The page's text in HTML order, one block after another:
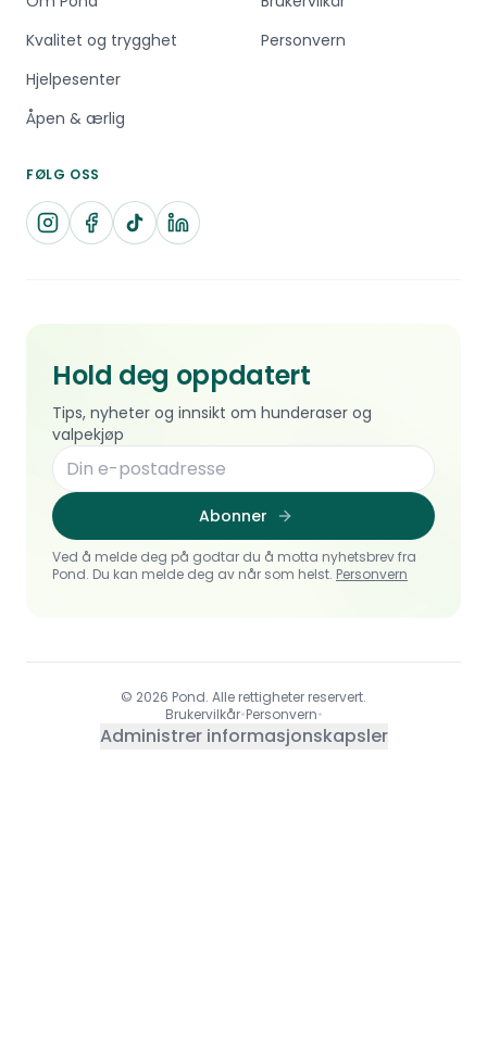
Kvalitet og trygghet
Hjelpesenter
Åpen & ærlig
Personvern
FØLG OSS
Hold deg oppdatert
Tips, nyheter og innsikt om hunderaser og
valpekjøp
Abonner
Ved å melde deg på godtar du å motta nyhetsbrev fra
Pond. Du kan melde deg av når som helst. Personvern
© 2026 Pond. Alle rettigheter reservert.
Brukervilkår•Personvern•
Administrer informasjonskapsler